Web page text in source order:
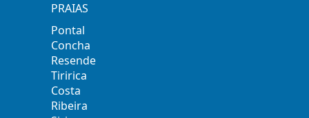
PRAIAS
Pontal
Concha
Resende
Tiririca
Costa
Ribeira